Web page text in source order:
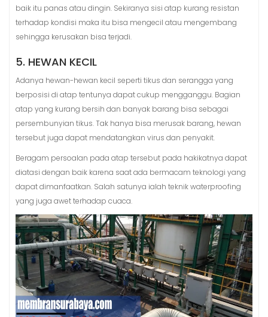
baik itu panas atau dingin. Sekiranya sisi atap kurang resistan
terhadap kondisi maka itu bisa mengecil atau mengembang
sehingga kerusakan bisa terjadi.
5. HEWAN KECIL
Adanya hewan-hewan kecil seperti tikus dan serangga yang
berposisi di atap tentunya dapat cukup mengganggu. Bagian
atap yang kurang bersih dan banyak barang bisa sebagai
persembunyian tikus. Tak hanya bisa merusak barang, hewan
tersebut juga dapat mendatangkan virus dan penyakit.
Beragam persoalan pada atap tersebut pada hakikatnya dapat
diatasi dengan baik karena saat ada bermacam teknologi yang
dapat dimanfaatkan. Salah satunya ialah teknik waterproofing
yang juga awet terhadap cuaca.